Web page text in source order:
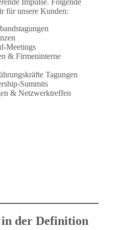
für unsere Kunden:
Meetings
& Firmeninterne
Tagungen
Summits
& Netzwerktreffen
in der Definition